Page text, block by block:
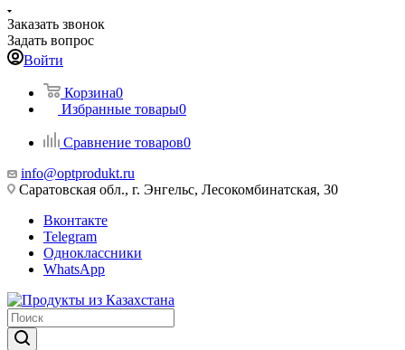
Заказать звонок
Задать вопрос
Войти
Корзина0
Избранные товары0
Сравнение товаров0
info@optprodukt.ru
Саратовская обл., г. Энгельс, Лесокомбинатская, 30
Вконтакте
Telegram
Одноклассники
WhatsApp